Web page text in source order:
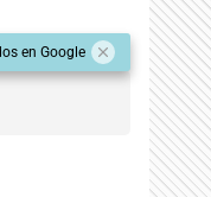
en Google